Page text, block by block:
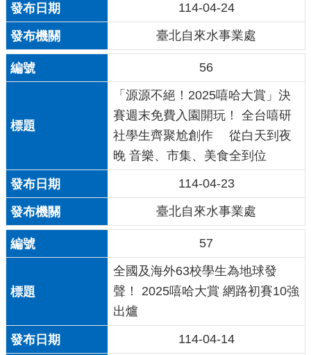
114-04-24
臺北自來水事業處
56
「源源不絕！2025嘻哈大賞」決
賽週末免費入園開玩！ 全台嘻研
社學生齊聚尬創作 從白天到夜
晚 音樂、市集、美食全到位
114-04-23
臺北自來水事業處
57
全國及海外63校學生為地球發
聲！ 2025嘻哈大賞 網路初賽10強
出爐
114-04-14